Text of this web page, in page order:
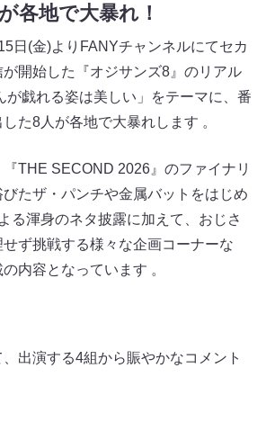
各地で大暴れ！
日(金)よりFANYチャンネルにてセカ
開始した『オジサンズ8』のリアル
が戯れる姿は美しい」をテーマに、番
た8人が各地で大暴れします 。
THE SECOND 2026』のファイナリ
たザ・パンチや金属バットをはじめ
る渾身のネタ披露に加えて、おじさ
ず挑戦する様々な企画コーナーな
内容となっています 。
出演する4組から賑やかなコメント